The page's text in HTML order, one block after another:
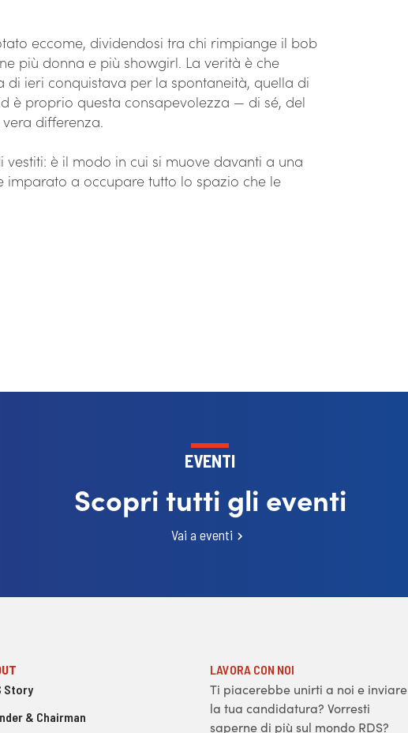
eccome, dividendosi tra chi rimpiange il bob
più donna e più showgirl. La verità è che
ieri conquistava per la spontaneità, quella di
è proprio questa consapevolezza — di sé, del
differenza.
è il modo in cui si muove davanti a una
imparato a occupare tutto lo spazio che le
EVENTI
Scopri tutti gli eventi
Vai a eventi
Story
& Chairman
LAVORA CON NOI
Ti piacerebbe unirti a noi e inviare
la tua candidatura? Vorresti
saperne di più sul mondo RDS?